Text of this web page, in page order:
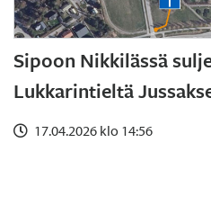
Sipoon Nikkilässä
Lukkarintieltä
17.04.2026 klo 14:56